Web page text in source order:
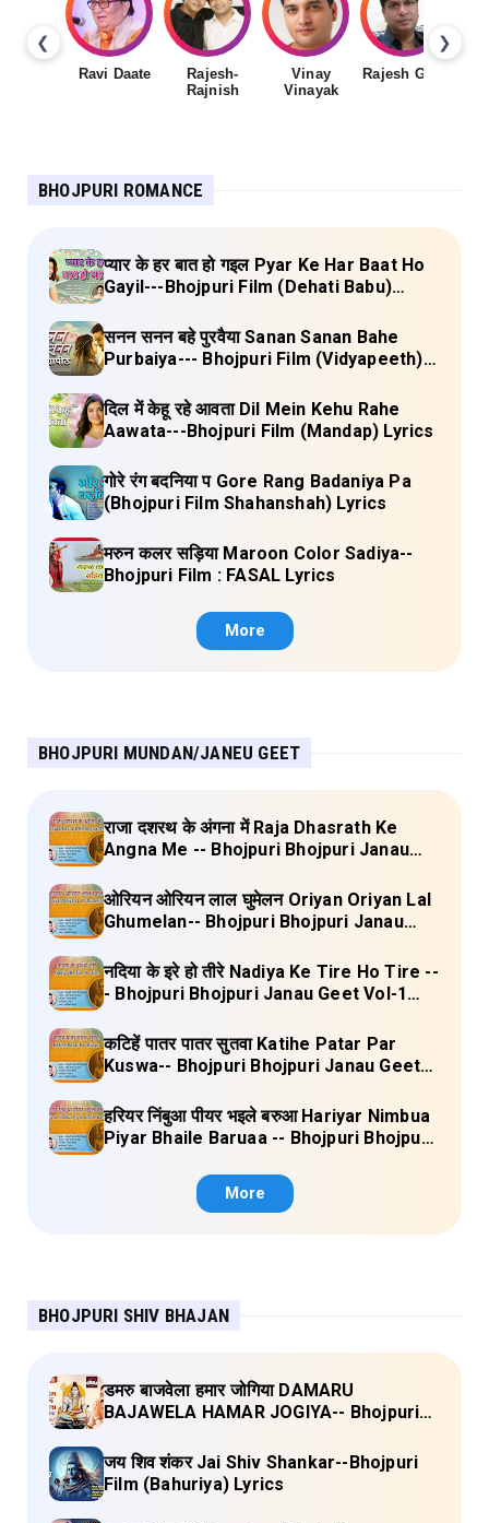
❮ ❯
Ravi Daate
Rajesh-
Rajnish
Vinay
Vinayak
Rajesh Gupta
BHOJPURI ROMANCE
प्यार के हर बात हो गइल Pyar Ke Har Baat Ho
Gayil---Bhojpuri Film (Dehati Babu)
सनन सनन बहे पुरवैया Sanan Sanan Bahe
Purbaiya--- Bhojpuri Film (Vidyapeeth)
दिल में केहू रहे आवता Dil Mein Kehu Rahe
Aawata---Bhojpuri Film (Mandap) Lyrics
गोरे रंग बदनिया प Gore Rang Badaniya Pa
(Bhojpuri Film Shahanshah) Lyrics
मरुन कलर सड़िया Maroon Color Sadiya--
Bhojpuri Film : FASAL Lyrics
More
BHOJPURI MUNDAN/JANEU GEET
राजा दशरथ के अंगना में Raja Dhasrath Ke
Angna Me -- Bhojpuri Bhojpuri Janau
ओरियन ओरियन लाल घुमेलन Oriyan Oriyan Lal
Ghumelan-- Bhojpuri Bhojpuri Janau
नदिया के इरे हो तीरे Nadiya Ke Tire Ho Tire --
- Bhojpuri Bhojpuri Janau Geet Vol-1
कटिहें पातर पातर सुतवा Katihe Patar Par
Kuswa-- Bhojpuri Bhojpuri Janau Geet
हरियर निंबुआ पीयर भइले बरुआ Hariyar Nimbua
Piyar Bhaile Baruaa -- Bhojpuri Bhojpuri
More
BHOJPURI SHIV BHAJAN
डमरु बाजवेला हमार जोगिया DAMARU
BAJAWELA HAMAR JOGIYA-- Bhojpuri
जय शिव शंकर Jai Shiv Shankar--Bhojpuri
Film (Bahuriya) Lyrics